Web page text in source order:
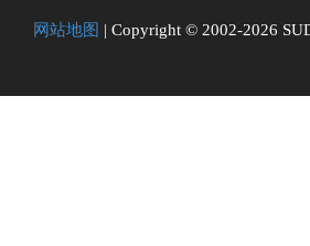
网站地图 | Copyright © 2002-2026